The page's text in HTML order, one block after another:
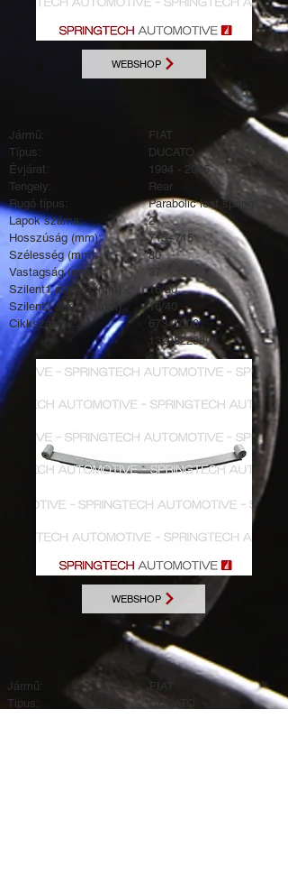
WEBSHOP
Jármű:
Típus:
Évjárat:
Tengely:
Rugó típus:
Lapok száma:
Hosszúság (mm):
Szélesség (mm):
Vastagság (mm):
Szilent1 átmérő (mm):
Szilent2 átmérő (mm):
Cikkszámok:
FIAT
DUCATO
1994 - 2006
Rear
Parabolic leaf spring
2
715+715
80
37
16/50
16/40
67345000
1329822080
WEBSHOP
Jármű:
Típus:
FIAT
DUCATO